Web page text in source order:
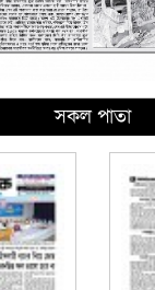
সকল পাতা